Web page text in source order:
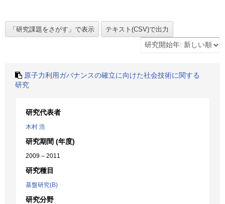
原子力利用ガバナンスの確立に向けた社会技術に関する
研究
研究代表者
木村 浩
研究期間 (年度)
2009 – 2011
研究種目
基盤研究(B)
研究分野